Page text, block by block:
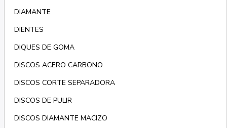
DIAMANTE
DIENTES
DIQUES DE GOMA
DISCOS ACERO CARBONO
DISCOS CORTE SEPARADORA
DISCOS DE PULIR
DISCOS DIAMANTE MACIZO